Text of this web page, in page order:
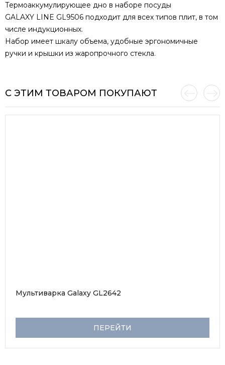
Термоаккумулирующее дно в наборе посуды
GALAXY LINE GL9506 подходит для всех типов плит, в том
числе индукционных.
Набор имеет шкалу объема, удобные эргономичные
ручки и крышки из жаропрочного стекла.
С ЭТИМ ТОВАРОМ ПОКУПАЮТ
Мультиварка Galaxy GL2642
ПЕРЕЙТИ